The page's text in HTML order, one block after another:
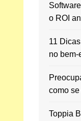
o ROI
11
no bem-
como
Toppia